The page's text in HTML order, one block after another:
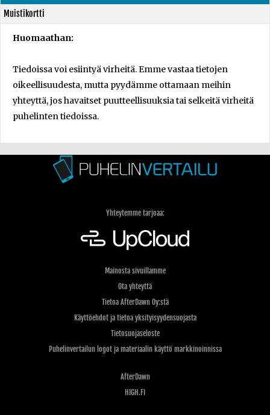
Muistikortti
Huomaathan:
Tiedoissa voi esiintyä virheitä. Emme vastaa tietojen
oikeellisuudesta, mutta pyydämme ottamaan meihin
yhteyttä, jos havaitset puutteellisuuksia tai selkeitä virheitä
puhelinten tiedoissa.
Yhteytemme tarjoaa:
Mainosta sivuillamme
Ota yhteyttä
Tietoa AfterDawn Oy:stä
Käyttöehdot ja tietoa yksityisyydensuojasta
Tietosuojaseloste
Puhelinvertailun logot ja materiaalin käyttö markkinoinnissa
AfterDawn
HIGH.FI